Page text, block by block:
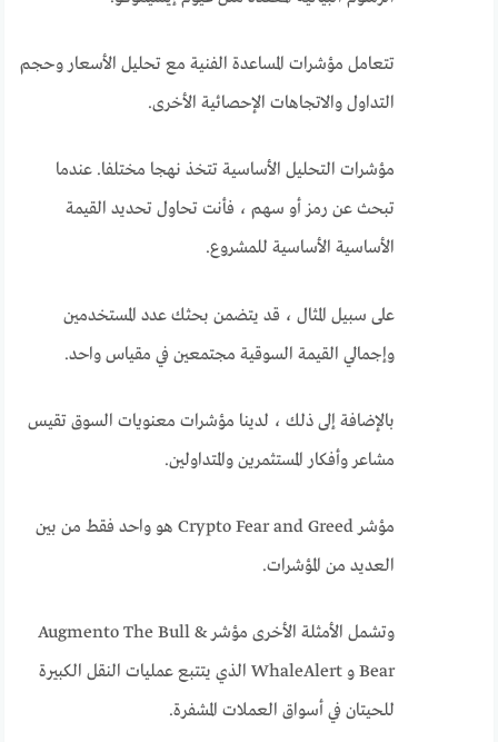
تتعامل مؤشرات المساعدة الفنية مع تحليل الأسعار وحجم
التداول والاتجاهات الإحصائية الأخرى.
مؤشرات التحليل الأساسية تتخذ نهجا مختلفا. عندما
تبحث عن رمز أو سهم ، فأنت تحاول تحديد القيمة
الأساسية الأساسية للمشروع.
على سبيل المثال ، قد يتضمن بحثك عدد المستخدمين
وإجمالي القيمة السوقية مجتمعين في مقياس واحد.
بالإضافة إلى ذلك ، لدينا مؤشرات معنويات السوق تقيس
مشاعر وأفكار المستثمرين والمتداولين.
مؤشر Crypto Fear and Greed هو واحد فقط من بين
العديد من المؤشرات.
وتشمل الأمثلة الأخرى مؤشر Augmento The Bull &
Bear و WhaleAlert الذي يتتبع عمليات النقل الكبيرة
للحيتان في أسواق العملات المشفرة.